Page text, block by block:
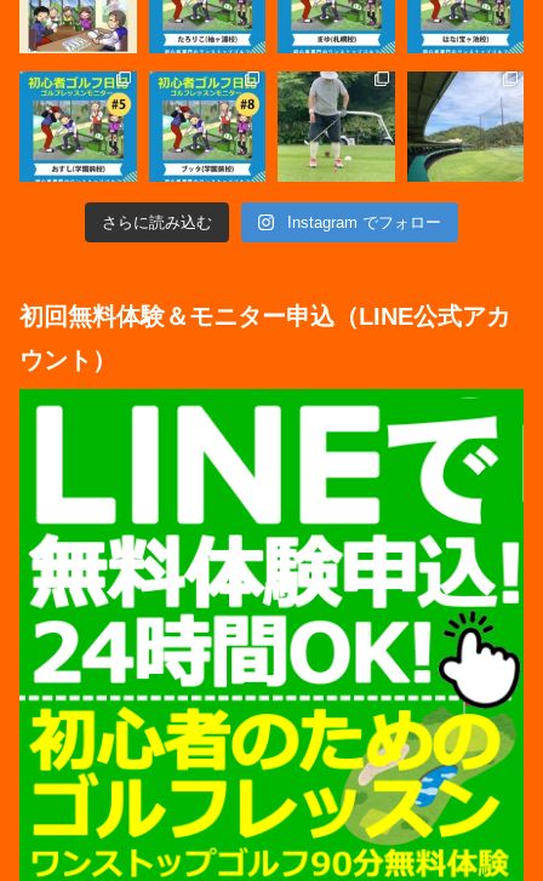
さらに読み込む Instagram でフォロー
初回無料体験＆モニター申込（LINE公式アカ
ウント）